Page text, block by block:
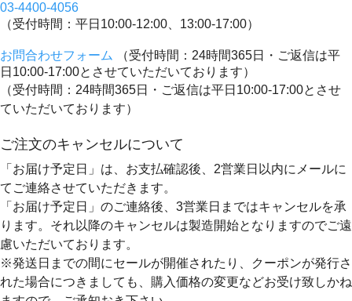
03-4400-4056
（受付時間：平日10:00-12:00、13:00-17:00）
お問合わせフォーム
（受付時間：24時間365日・ご返信は平
日10:00-17:00とさせていただいております）
（受付時間：24時間365日・ご返信は平日10:00-17:00とさせ
ていただいております）
ご注文のキャンセルについて
「お届け予定日」は、お支払確認後、 2営業日以内にメールに
てご連絡させていただきます。
「お届け予定日」のご連絡後、 3営業日まではキャンセルを承
ります。 それ以降のキャンセルは製造開始となりますのでご遠
慮いただいております。
※発送日までの間にセールが開催されたり、クーポンが発行さ
れた場合につきましても、購入価格の変更などお受け致しかね